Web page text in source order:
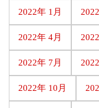
2022年 1月
2022年 4月
2022年 7月
2022年 10月